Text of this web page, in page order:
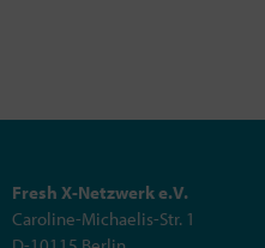
Fresh X-Netzwerk e.V.
Caroline-Michaelis-Str. 1